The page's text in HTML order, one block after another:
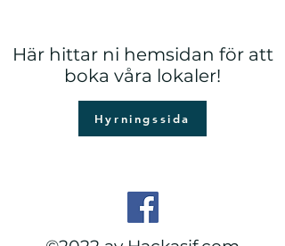
Här hittar ni hemsidan för att
boka våra lokaler!
Hyrningssida